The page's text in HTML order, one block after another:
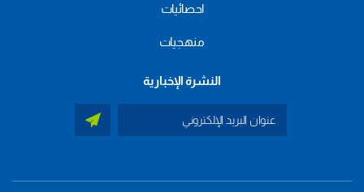
احصائيات
منهجيات
النشرة الإخبارية